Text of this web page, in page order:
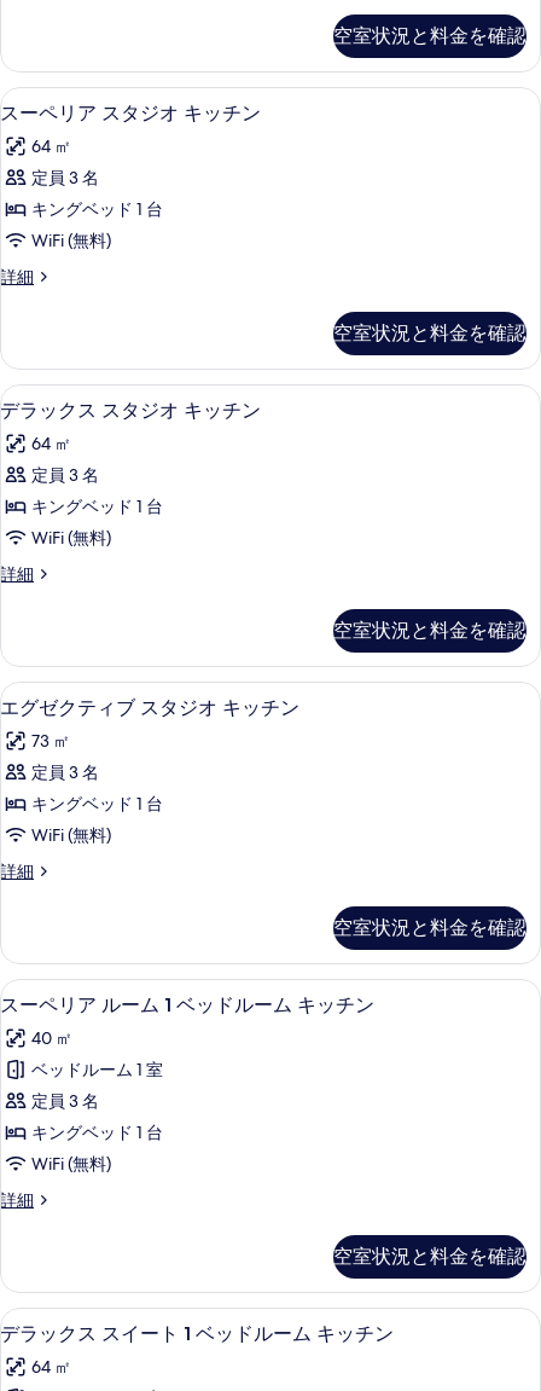
真
を
表
示
す
る
細
空室状況と料金を確認
ス
ー
ペ
リ
ア
タ
オ
キ
ッ
チ
ン
の
す
べ
写
真
を
表
示
す
スーペリア スタジオ キッチン | 高級
7
スーペリア スタジオ キッチン
64 ㎡
定員 3 名
キングベッド 1 台
WiFi (無料)
詳細
ス
ア
ス
タ
オ
キ
チ
ン
詳
空室状況と料金を確認
デ
ラ
ッ
ク
ス
タ
オ
キ
ッ
チ
ン
の
す
べ
写
真
を
表
示
す
る
高級寝具、セーフティボックス (室内
8
デラックス スタジオ キッチン
64 ㎡
定員 3 名
キングベッド 1 台
WiFi (無料)
詳細
デ
ス
ス
タ
オ
キ
チ
ン
詳
空室状況と料金を確認
エ
グ
ゼ
ク
テ
ブ
タ
ジ
オ
キ
ッ
チ
ン
の
す
の
写
真
高級寝具、セーフティボックス (室内
6
エグゼクティブ スタジオ キッチン
73 ㎡
定員 3 名
キングベッド 1 台
WiFi (無料)
詳細
エ
テ
ィ
ブ
タ
ジ
オ
キ
ッ
チ
ン
の
空室状況と料金を確認
ス
ー
ペ
リ
ア
ル
ム
ベ
ッ
ド
ル
スーペリア ルーム 1 ベッドルーム
6
スーペリア ルーム 1 ベッドルーム キッチン
40 ㎡
ベッドルーム 1 室
定員 3 名
キングベッド 1 台
WiFi (無料)
詳細
ス
ア
ル
ー
空室状況と料金を確認
デ
ラ
ッ
高級寝具、セーフティボックス (室内
7
デラックス スイート 1 ベッドルーム キッチン
64 ㎡